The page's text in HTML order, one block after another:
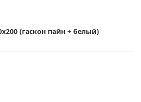
(гаскон пайн + белый)